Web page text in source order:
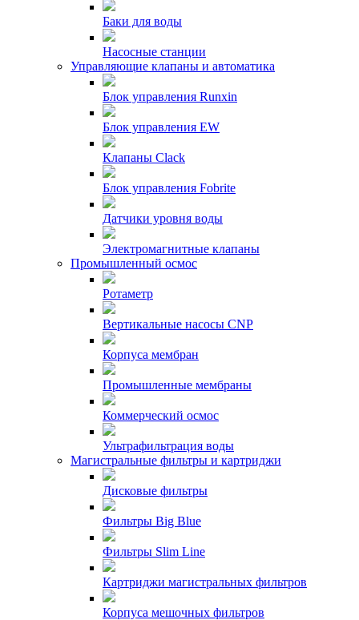
Баки для воды
Насосные станции
Управляющие клапаны и автоматика
Блок управления Runxin
Блок управления EW
Клапаны Clack
Блок управления Fobrite
Датчики уровня воды
Электромагнитные клапаны
Промышленный осмос
Ротаметр
Вертикальные насосы CNP
Корпуса мембран
Промышленные мембраны
Коммерческий осмос
Ультрафильтрация воды
Магистральные фильтры и картриджи
Дисковые фильтры
Фильтры Big Blue
Фильтры Slim Line
Картриджи магистральных фильтров
Корпуса мешочных фильтров